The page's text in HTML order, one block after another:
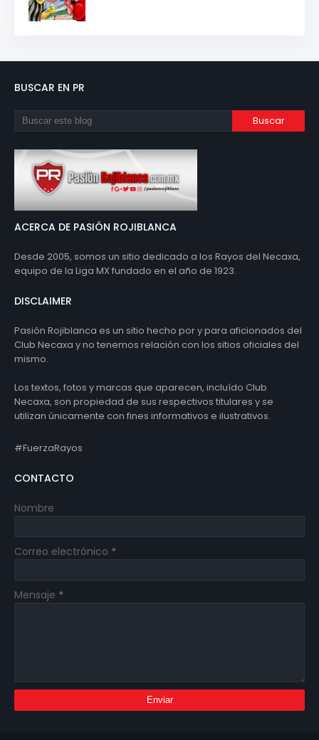
BUSCAR EN PR
ACERCA DE PASIÓN ROJIBLANCA
Desde 2005, somos un sitio dedicado a los Rayos del Necaxa,
equipo de la Liga MX fundado en el año de 1923.
DISCLAIMER
Pasión Rojiblanca es un sitio hecho por y para aficionados del
Club Necaxa y no tenemos relación con los sitios oficiales del
mismo.
Los textos, fotos y marcas que aparecen, incluído Club
Necaxa, son propiedad de sus respectivos titulares y se
utilizan únicamente con fines informativos e ilustrativos.
#FuerzaRayos
CONTACTO
Nombre
Correo electrónico *
Mensaje *